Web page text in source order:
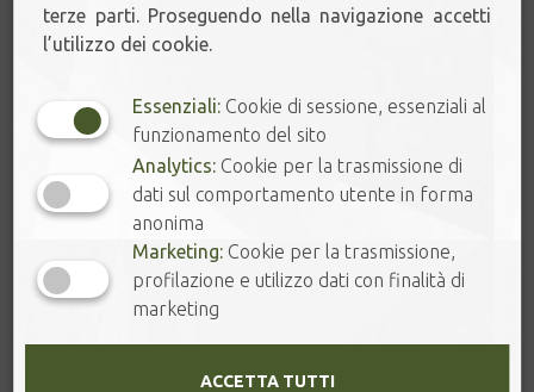
Aggiungere gocce di limone nel tè ne altera aroma e
la struttura chimica del colore dell’infusione. Per
mantenere un equilibrio aromatico e cromatico senza
rinunciare agli agrumi, in generale è possibile profumare
l’acqua per l’infusione con la scorza dell’agrume preferito
già nella fase del riscaldamento della stessa, per poi
ultimare normalmente la preparazione con il tè. Gli oli
essenziali contenuti nelle bucce profumeranno
piacevolmente la vostra tazza di tè.
terze parti. Proseguendo nella navigazione accetti
l’utilizzo dei cookie.
Essenziali: Cookie di sessione, essenziali al
funzionamento del sito
Analytics: Cookie per la trasmissione di
dati sul comportamento utente in forma
anonima
Marketing: Cookie per la trasmissione,
profilazione e utilizzo dati con finalità di
marketing
ACCETTA TUTTI